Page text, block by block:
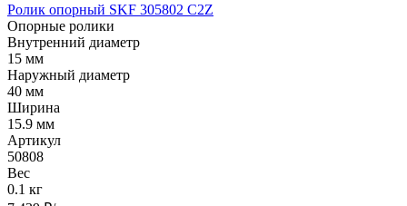
Ролик опорный SKF 305802 C2Z
Опорные ролики
Внутренний диаметр
15 мм
Наружный диаметр
40 мм
Ширина
15.9 мм
Артикул
50808
Вес
0.1 кг